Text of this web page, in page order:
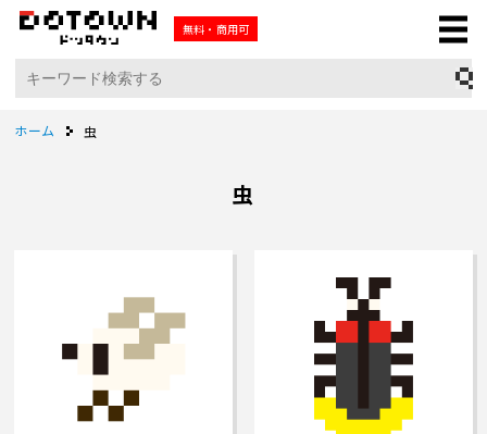
無料・商用可
ホーム 虫
虫